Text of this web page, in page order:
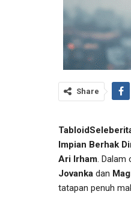
Share
Impian Berhak
Ari Irham. Dalam
Jovanka dan
tatapan penuh